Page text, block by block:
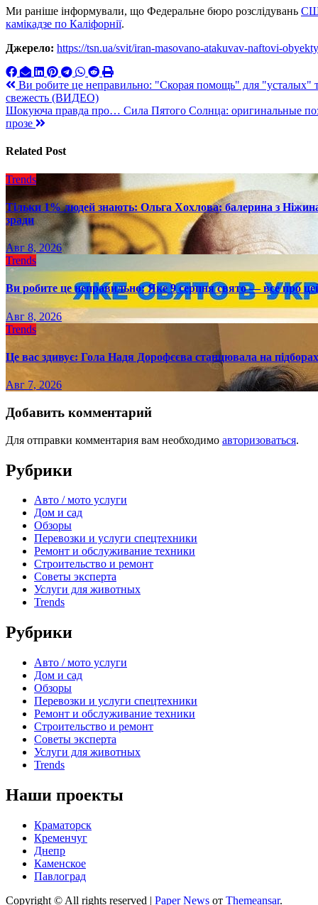
Ми раніше інформували, що Федеральне бюро розслідувань
камікадзе по Каліфорнії.
Джерело: https://tsn.ua/svit/iran-masovano-atakuvav-naftovi-
Навигация
по
записям
Ви робите це неправильно: "Скорая помощь" для "усталых"
свежесть (ВИДЕО)
Шокуюча правда про… Сила Пятого Солнца: оригинальные
прозе
Related Post
Trends
Тільки 1% людей знають: Ольга Хохлова: балерина з
зради
Авг 8, 2026
Trends
Ви робите це неправильно: Яке 9 серпня свято — все про
Авг 8, 2026
Trends
Це вас здивує: Гола Надя Дорофєєва станцювала на
Авг 7, 2026
Добавить комментарий
Для отправки комментария вам необходимо авторизоваться.
Рубрики
Авто / мото услуги
Дом и сад
Обзоры
Перевозки и услуги спецтехники
Ремонт и обслуживание техники
Строительство и ремонт
Советы эксперта
Услуги для животных
Trends
Рубрики
Авто / мото услуги
Дом и сад
Обзоры
Перевозки и услуги спецтехники
Ремонт и обслуживание техники
Строительство и ремонт
Советы эксперта
Услуги для животных
Trends
Наши проекты
Краматорск
Кременчуг
Днепр
Каменское
Павлоград
Copyright © All rights reserved | Paper News от Themeansar.